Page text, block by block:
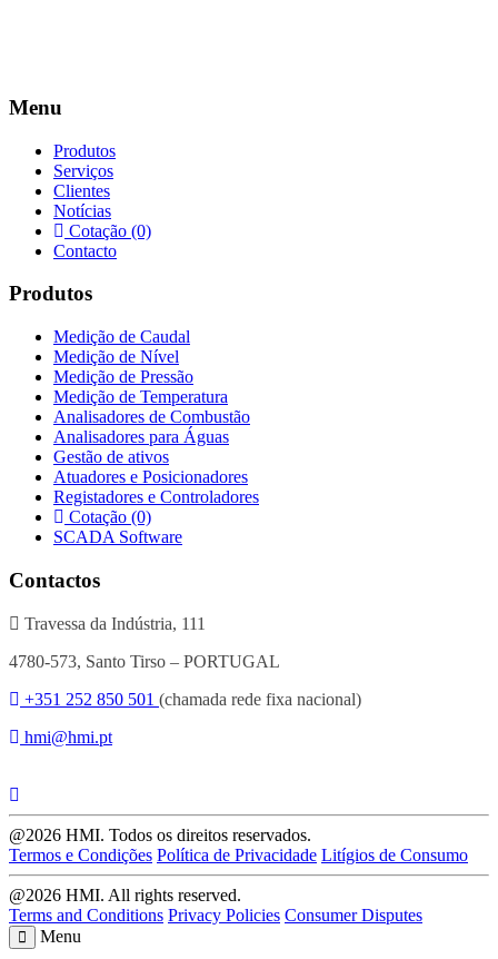
Menu
Produtos
Serviços
Clientes
Notícias
Cotação (0)
Contacto
Produtos
Medição de Caudal
Medição de Nível
Medição de Pressão
Medição de Temperatura
Analisadores de Combustão
Analisadores para Águas
Gestão de ativos
Atuadores e Posicionadores
Registadores e Controladores
Cotação (0)
SCADA Software
Contactos
Travessa da Indústria, 111
4780-573, Santo Tirso – PORTUGAL
+351 252 850 501 (chamada rede fixa nacional)
hmi@hmi.pt
@2026 HMI. Todos os direitos reservados.
Termos e Condições Política de Privacidade Litígios de Consumo
@2026 HMI. All rights reserved.
Terms and Conditions Privacy Policies Consumer Disputes
Menu